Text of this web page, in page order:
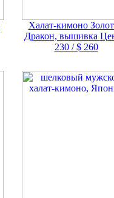
Халат-кимоно
Дракон, вышивка
230 / $ 260